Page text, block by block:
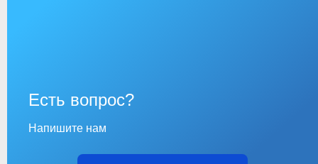
Есть вопрос?
Напишите нам